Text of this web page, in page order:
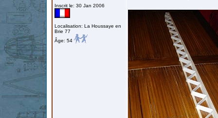
Inscrit le: 30 Jan 2006
Localisation: La Houssaye en
Brie 77
Âge: 54